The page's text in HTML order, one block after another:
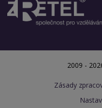
2009 -
Zásady